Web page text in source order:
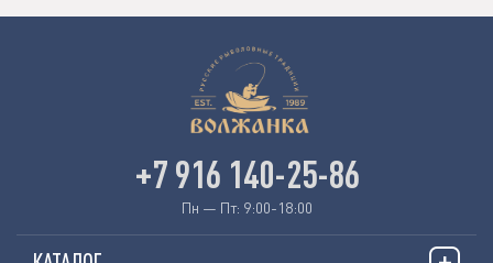
+7 916 140-25-86
Пн — Пт: 9:00-18:00